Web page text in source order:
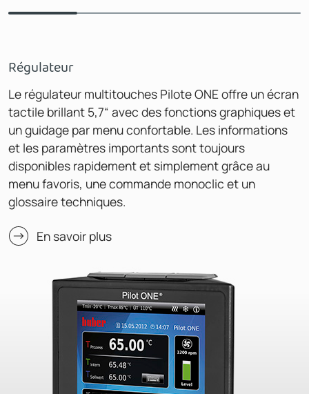
Régulateur
Le régulateur multitouches Pilote ONE offre un écran
tactile brillant 5,7“ avec des fonctions graphiques et
un guidage par menu confortable. Les informations
et les paramètres importants sont toujours
disponibles rapidement et simplement grâce au
menu favoris, une commande monoclic et un
glossaire techniques.
En savoir plus